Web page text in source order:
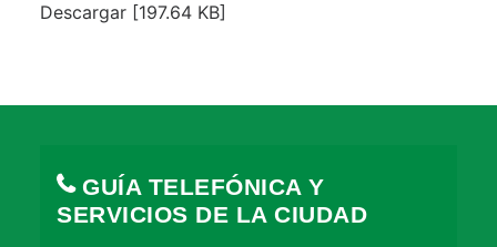
Descargar [197.64 KB]
GUÍA TELEFÓNICA Y
SERVICIOS DE LA CIUDAD